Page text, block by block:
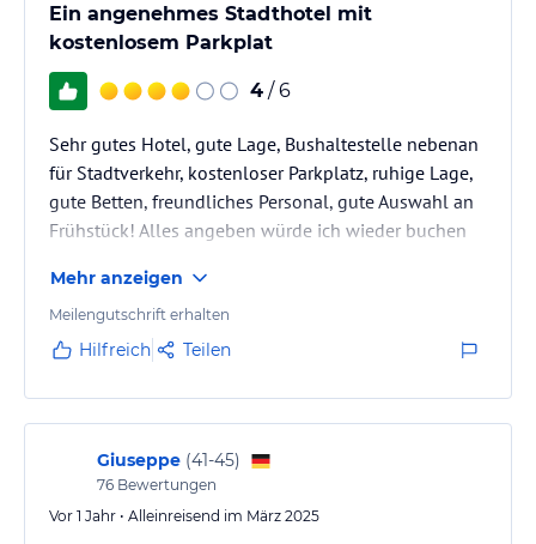
Ein angenehmes Stadthotel mit
kostenlosem Parkplat
4 / 6
Sehr gutes Hotel, gute Lage, Bushaltestelle nebenan
für Stadtverkehr, kostenloser Parkplatz, ruhige Lage,
gute Betten, freundliches Personal, gute Auswahl an
Frühstück! Alles angeben würde ich wieder buchen
Mehr anzeigen
Meilengutschrift erhalten
Hilfreich Teilen
Giuseppe (41-45)
76 Bewertungen
Vor 1 Jahr • Alleinreisend im März 2025